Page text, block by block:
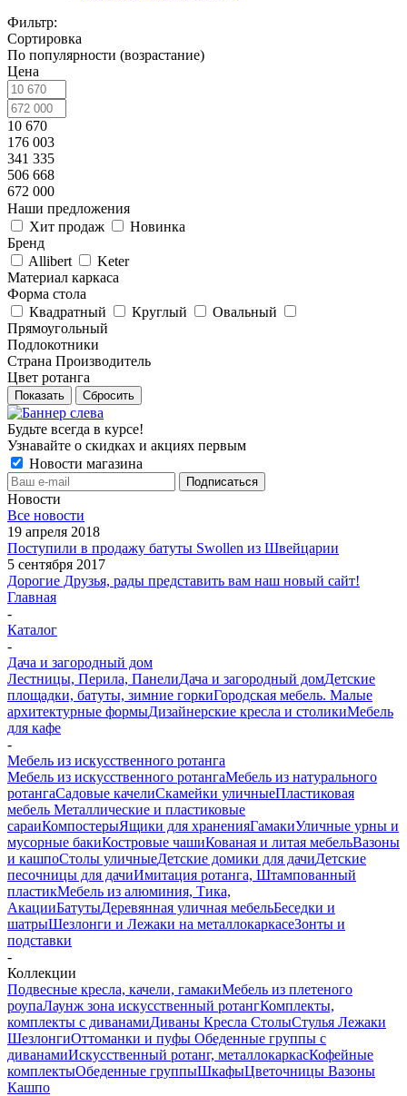
Фильтр:
Сортировка
По популярности (возрастание)
Цена
10 670
176 003
341 335
506 668
672 000
Наши предложения
Хит продаж
Новинка
Бренд
Allibert
Keter
Материал каркаса
Форма стола
Квадратный
Круглый
Овальный
Прямоугольный
Подлокотники
Страна Производитель
Цвет ротанга
Показать Сбросить
Будьте всегда в курсе!
Узнавайте о скидках и акциях первым
Новости магазина
Новости
Все новости
19 апреля 2018
Поступили в продажу батуты Swollen из Швейцарии
5 сентября 2017
Дорогие Друзья, рады представить вам наш новый сайт!
Главная
-
Каталог
-
Дача и загородный дом
Лестницы, Перила, ПанелиДача и загородный домДетские
площадки, батуты, зимние горкиГородская мебель. Малые
архитектурные формыДизайнерские кресла и столикиМебель
для кафе
-
Мебель из искусственного ротанга
Мебель из искусственного ротангаМебель из натурального
ротангаСадовые качелиСкамейки уличныеПластиковая
мебель Металлические и пластиковые
сараиКомпостерыЯщики для храненияГамакиУличные урны и
мусорные бакиКостровые чашиКованая и литая мебельВазоны
и кашпоСтолы уличныеДетские домики для дачиДетские
песочницы для дачиИмитация ротанга, Штампованный
пластикМебель из алюминия, Тика,
АкацииБатутыДеревянная уличная мебельБеседки и
шатрыШезлонги и Лежаки на металлокаркасеЗонты и
подставки
-
Коллекции
Подвесные кресла, качели, гамакиМебель из плетеного
роупаЛаунж зона искусственный ротангКомплекты,
комплекты с диванамиДиваны Кресла СтолыСтулья Лежаки
ШезлонгиОттоманки и пуфы Обеденные группы с
диванамиИскусственный ротанг, металлокаркасКофейные
комплектыОбеденные группыШкафыЦветочницы Вазоны
Кашпо